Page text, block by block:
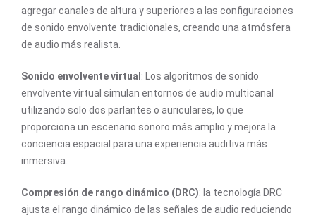
agregar canales de altura y superiores a las configuraciones
de sonido envolvente tradicionales, creando una atmósfera
de audio más realista.
Sonido envolvente virtual : Los algoritmos de sonido
envolvente virtual simulan entornos de audio multicanal
utilizando solo dos parlantes o auriculares, lo que
proporciona un escenario sonoro más amplio y mejora la
conciencia espacial para una experiencia auditiva más
inmersiva.
Compresión de rango dinámico (DRC): la tecnología DRC
ajusta el rango dinámico de las señales de audio reduciendo